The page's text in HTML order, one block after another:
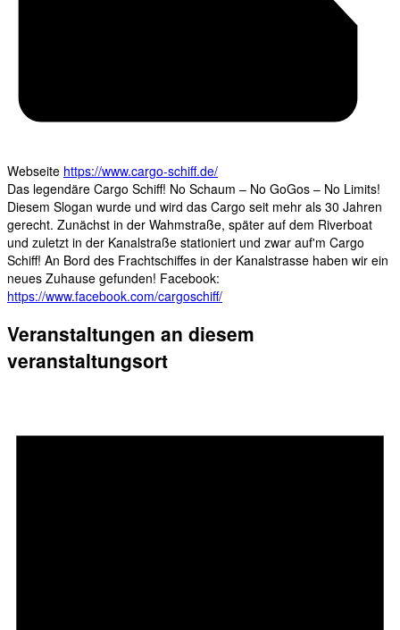
Webseite https://www.cargo-schiff.de/
Das legendäre Cargo Schiff! No Schaum – No GoGos – No Limits!
Diesem Slogan wurde und wird das Cargo seit mehr als 30 Jahren
gerecht. Zunächst in der Wahmstraße, später auf dem Riverboat
und zuletzt in der Kanalstraße stationiert und zwar auf'm Cargo
Schiff! An Bord des Frachtschiffes in der Kanalstrasse haben wir ein
neues Zuhause gefunden! Facebook:
https://www.facebook.com/cargoschiff/
Veranstaltungen an diesem
veranstaltungsort